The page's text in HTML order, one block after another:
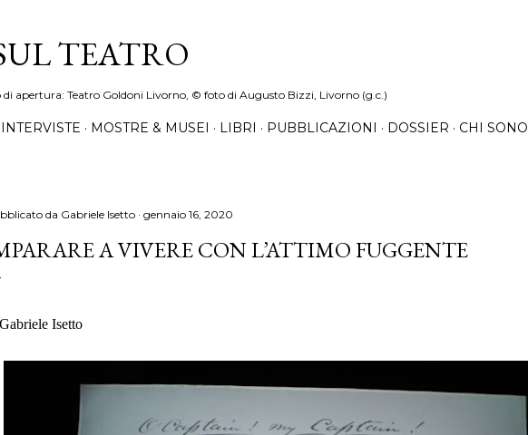
TEATRO
di apertura: Teatro Goldoni Livorno, © foto di Augusto Bizzi, Livorno (g.c.)
INTERVISTE MOSTRE & MUSEI LIBRI PUBBLICAZIONI DOSSIER CHI SONO
da Gabriele Isetto gennaio 16, 2020
A VIVERE CON L’ATTIMO FUGGENTE
Isetto